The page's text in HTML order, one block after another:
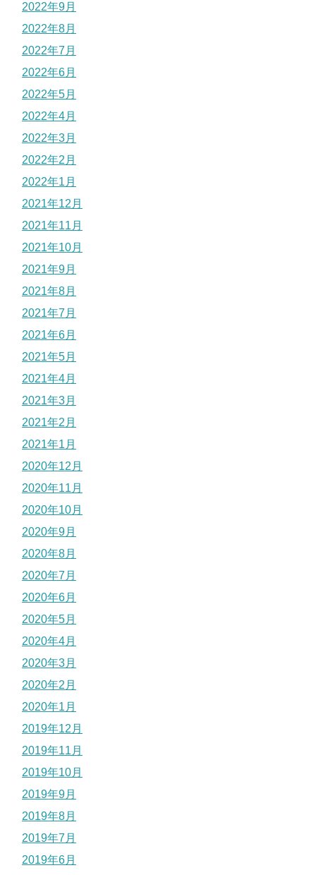
2022年9月
2022年8月
2022年7月
2022年6月
2022年5月
2022年4月
2022年3月
2022年2月
2022年1月
2021年12月
2021年11月
2021年10月
2021年9月
2021年8月
2021年7月
2021年6月
2021年5月
2021年4月
2021年3月
2021年2月
2021年1月
2020年12月
2020年11月
2020年10月
2020年9月
2020年8月
2020年7月
2020年6月
2020年5月
2020年4月
2020年3月
2020年2月
2020年1月
2019年12月
2019年11月
2019年10月
2019年9月
2019年8月
2019年7月
2019年6月